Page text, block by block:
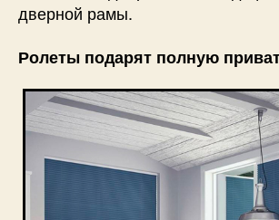
дверной рамы.
Ролеты подарят полную